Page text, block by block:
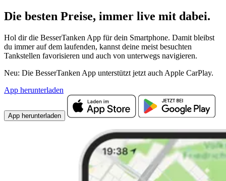
Die besten Preise, immer live mit dabei.
Hol dir die BesserTanken App für dein Smartphone. Damit bleibst
du immer auf dem laufenden, kannst deine meist besuchten
Tankstellen favorisieren und auch von unterwegs navigieren.
Neu: Die BesserTanken App unterstützt jetzt auch Apple CarPlay.
App herunterladen
App herunterladen